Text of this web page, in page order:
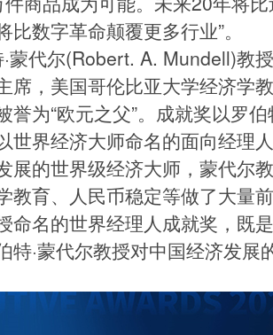
比数字革命颠覆更多行业”。
·蒙代尔(Robert. A. Mundell)教
席，美国哥伦比亚大学经济学
誉为“欧元之父”。成就奖以罗
世界经济大师命名的面向经理
展的世界级经济大师，蒙代尔
教育、人民币稳定等做了大量
命名的世界经理人成就奖，既
特·蒙代尔教授对中国经济发展